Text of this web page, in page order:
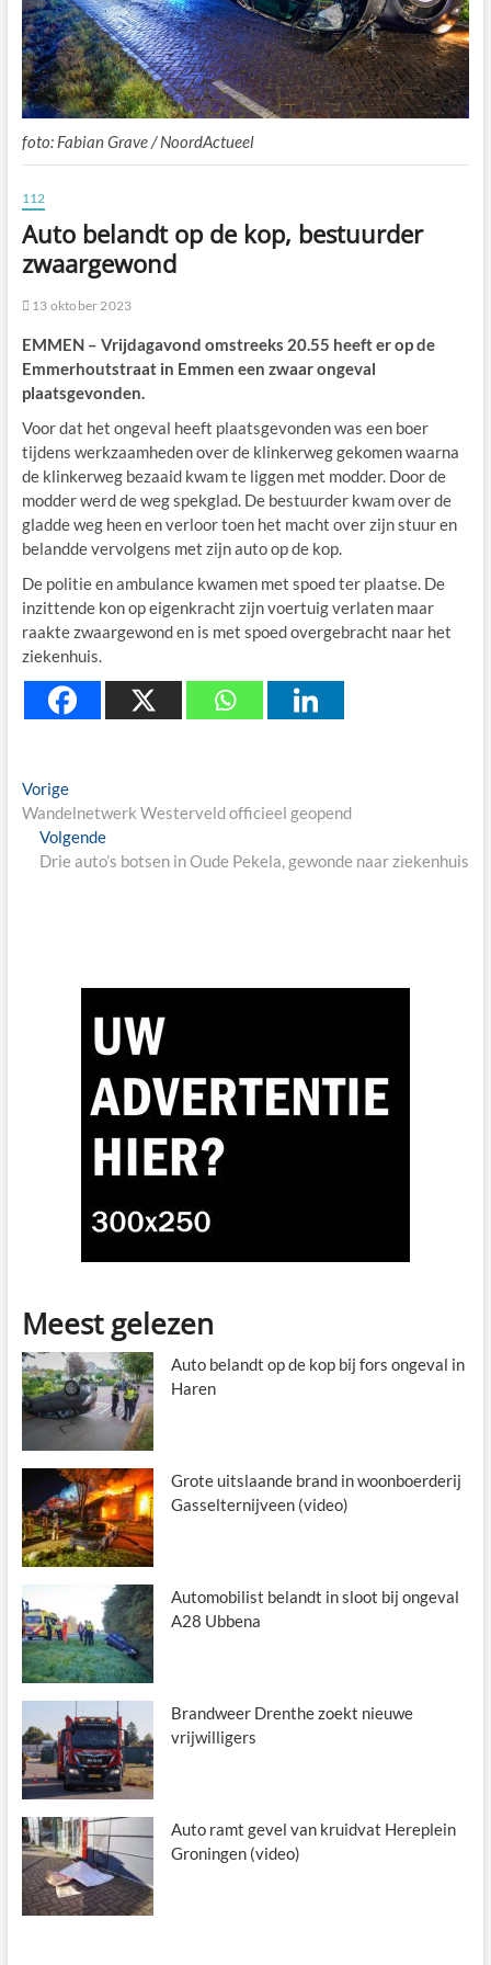
foto: Fabian Grave / NoordActueel
112
Auto belandt op de kop, bestuurder
zwaargewond
13 oktober 2023
EMMEN – Vrijdagavond omstreeks 20.55 heeft er op de
Emmerhoutstraat in Emmen een zwaar ongeval
plaatsgevonden.
Voor dat het ongeval heeft plaatsgevonden was een boer
tijdens werkzaamheden over de klinkerweg gekomen waarna
de klinkerweg bezaaid kwam te liggen met modder. Door de
modder werd de weg spekglad. De bestuurder kwam over de
gladde weg heen en verloor toen het macht over zijn stuur en
belandde vervolgens met zijn auto op de kop.
De politie en ambulance kwamen met spoed ter plaatse. De
inzittende kon op eigenkracht zijn voertuig verlaten maar
raakte zwaargewond en is met spoed overgebracht naar het
ziekenhuis.
Berichtnavigatie
VorigePrevious
post:
Wandelnetwerk Westerveld officieel geopend
VolgendeNext
post:
Drie auto’s botsen in Oude Pekela, gewonde naar ziekenhuis
Meest gelezen
Auto belandt op de kop bij fors ongeval in
Haren
Grote uitslaande brand in woonboerderij
Gasselternijveen (video)
Automobilist belandt in sloot bij ongeval
A28 Ubbena
Brandweer Drenthe zoekt nieuwe
vrijwilligers
Auto ramt gevel van kruidvat Hereplein
Groningen (video)